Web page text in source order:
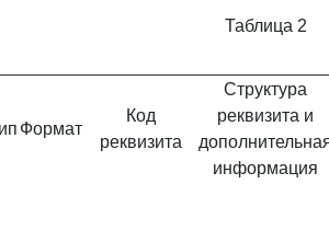
Таблица 2
Формат
Код
реквизита
Структура
реквизита и
информация